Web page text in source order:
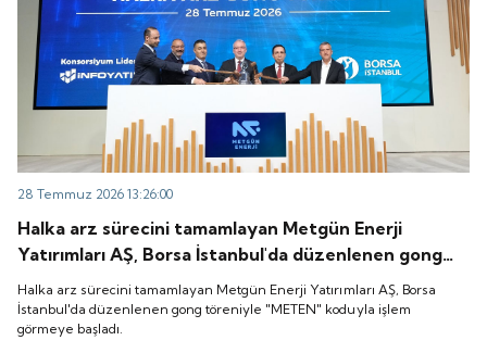
28 Temmuz 2026 13:26:00
Halka arz sürecini tamamlayan Metgün Enerji
Yatırımları AŞ, Borsa İstanbul'da düzenlenen gong
töreniyle "METEN" koduyla işlem görmeye başladı.
Halka arz sürecini tamamlayan Metgün Enerji Yatırımları AŞ, Borsa
İstanbul'da düzenlenen gong töreniyle "METEN" koduyla işlem
görmeye başladı.